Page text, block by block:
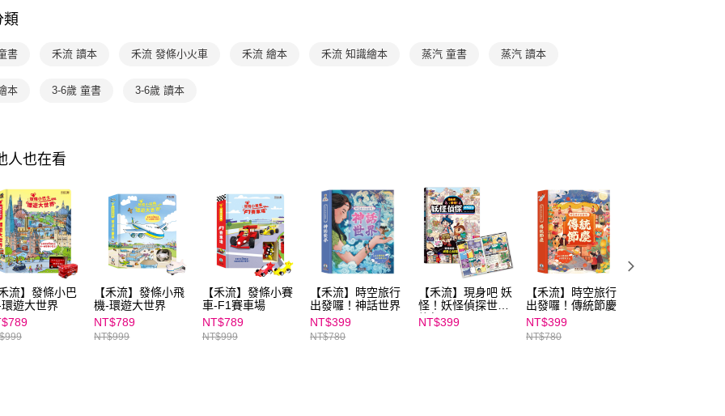
１．透過由恩沛科技股份有限公司提供之「AFTEE先享後付」服務完成之
結果請求用戶進行身份認證。
５．嚴禁一人註冊多個帳號或使用他人資訊註冊。若發現惡意使用之情
形，恩沛科技股份有限公司將有權停止該用戶之使用額度並採取法律行
動。
類
書 禾流 讀本 禾流 發條小火車 禾流 繪本 禾流 知識繪本 蒸汽 童書 蒸汽 讀本
本 3-6歲 童書 3-6歲 讀本
人也在看
禾流】發條小巴
遊大世界
【禾流】發條小飛
機-環遊大世界
NT$789
NT$999
【禾流】發條小賽
車-F1賽車場
NT$789
NT$999
【禾流】時空旅行
出發囉！神話世界
NT$399
NT$780
【禾流】現身吧 妖
怪！妖怪偵探世界
旅行
NT$399
【禾流】時空旅行
出發囉！傳統節慶
NT$399
NT$780